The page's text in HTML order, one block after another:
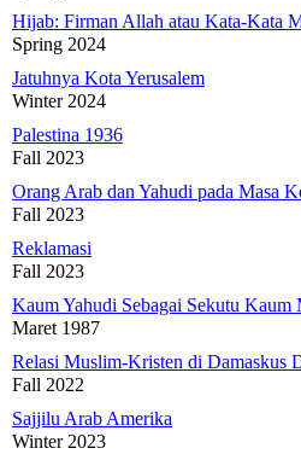
Hijab: Firman Allah atau Kata-Kata
Spring 2024
Jatuhnya Kota Yerusalem
Winter 2024
Palestina 1936
Fall 2023
Orang Arab dan Yahudi pada Masa
Fall 2023
Reklamasi
Fall 2023
Kaum Yahudi Sebagai Sekutu Kaum
Maret 1987
Relasi Muslim-Kristen di Damaskus
Fall 2022
Sajjilu Arab Amerika
Winter 2023